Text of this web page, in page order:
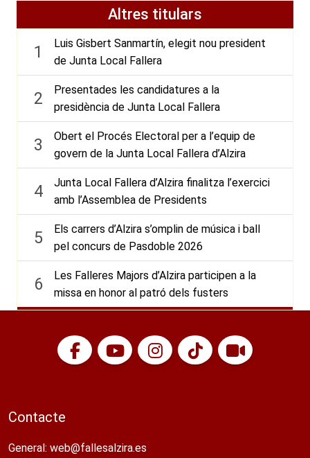
Altres titulars
1
Luis Gisbert Sanmartín, elegit nou president
de Junta Local Fallera
2
Presentades les candidatures a la
presidència de Junta Local Fallera
3
Obert el Procés Electoral per a l’equip de
govern de la Junta Local Fallera d’Alzira
4
Junta Local Fallera d’Alzira finalitza l’exercici
amb l’Assemblea de Presidents
5
Els carrers d’Alzira s’omplin de música i ball
pel concurs de Pasdoble 2026
6
Les Falleres Majors d’Alzira participen a la
missa en honor al patró dels fusters
Contacte
General: web@fallesalzira.es​